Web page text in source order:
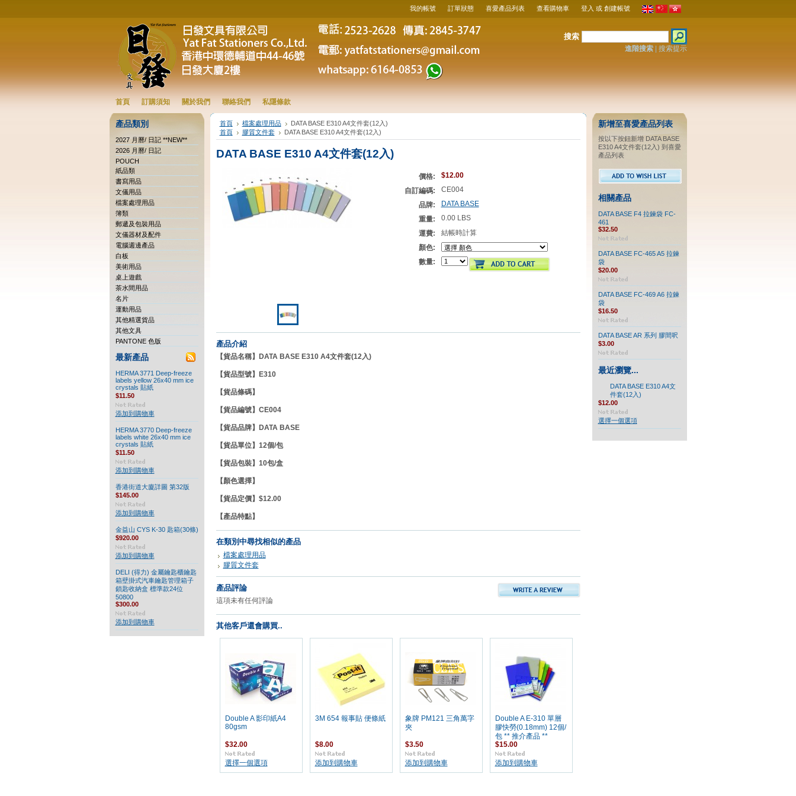
我的帳號 訂單狀態 喜愛產品列表 查看購物車 登入 或 創建帳號
搜索
進階搜索| 搜索提示
首頁 訂購須知 關於我們 聯絡我們 私隱條款
產品類別
2027 月曆/ 日記 **NEW**
2026 月曆/ 日記
POUCH
紙品類
書寫用品
文儀用品
檔案處理用品
簿類
郵遞及包裝用品
文儀器材及配件
電腦週邊產品
白板
美術用品
桌上遊戲
茶水間用品
名片
運動用品
其他精選貨品
其他文具
PANTONE 色版
最新產品
HERMA 3771 Deep-freeze
labels yellow 26x40 mm ice
crystals 貼紙
$11.50
添加到購物車
HERMA 3770 Deep-freeze
labels white 26x40 mm ice
crystals 貼紙
$11.50
添加到購物車
香港街道大廈詳圖 第32版
$145.00
添加到購物車
金益山 CYS K-30 匙箱(30條)
$920.00
添加到購物車
DELI (得力) 金屬鑰匙櫃鑰匙
箱壁掛式汽車鑰匙管理箱子
鎖匙收納盒 標準款24位
50800
$300.00
添加到購物車
首頁 檔案處理用品
DATA BASE E310 A4文件套(12入)
首頁
膠質文件套 DATA BASE E310 A4文件套(12入)
DATA BASE E310 A4文件套(12入)
價格:
$12.00
自訂編碼:
CE004
品牌:
DATA BASE
重量:
0.00 LBS
運費:
結帳時計算
顏色:
數量:
產品介紹
【貨品名稱】DATA BASE E310 A4文件套(12入)
【貨品型號】E310
【貨品條碼】
【貨品編號】CE004
【貨品品牌】DATA BASE
【貨品單位】12個/包
【貨品包裝】10包/盒
【顏色選擇】
【貨品定價】$12.00
【產品特點】
在類別中尋找相似的產品
檔案處理用品
膠質文件套
產品評論
這項未有任何評論
其他客戶還會購買..
Double A 影印紙A4
80gsm
$32.00
選擇一個選項
3M 654 報事貼 便條紙
$8.00
添加到購物車
象牌 PM121 三角萬字
夾
$3.50
添加到購物車
Double A E-310 單層
膠快勞(0.18mm) 12個/
包 ** 推介產品 **
$15.00
添加到購物車
新增至喜愛產品列表
按以下按鈕新增 DATA BASE
E310 A4文件套(12入) 到喜愛
產品列表
相關產品
DATA BASE F4 拉鍊袋 FC-
461
$32.50
DATA BASE FC-465 A5 拉鍊
袋
$20.00
DATA BASE FC-469 A6 拉鍊
袋
$16.50
DATA BASE AR 系列 膠間呎
$3.00
最近瀏覽...
DATA BASE E310 A4文
件套(12入)
$12.00
選擇一個選項